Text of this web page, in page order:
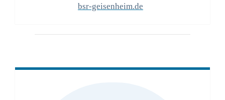
bsr-geisenheim.de